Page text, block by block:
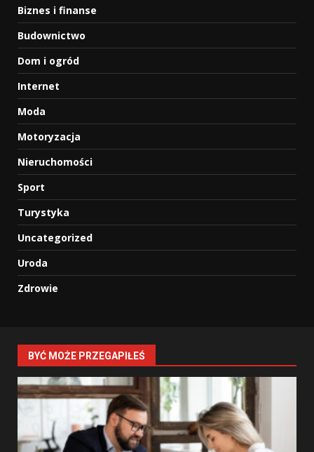
Biznes i finanse
Budownictwo
Dom i ogród
Internet
Moda
Motoryzacja
Nieruchomości
Sport
Turystyka
Uncategorized
Uroda
Zdrowie
BYĆ MOŻE PRZEGAPIŁEŚ